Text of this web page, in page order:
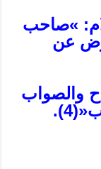
»صاحب
عن
والصواب